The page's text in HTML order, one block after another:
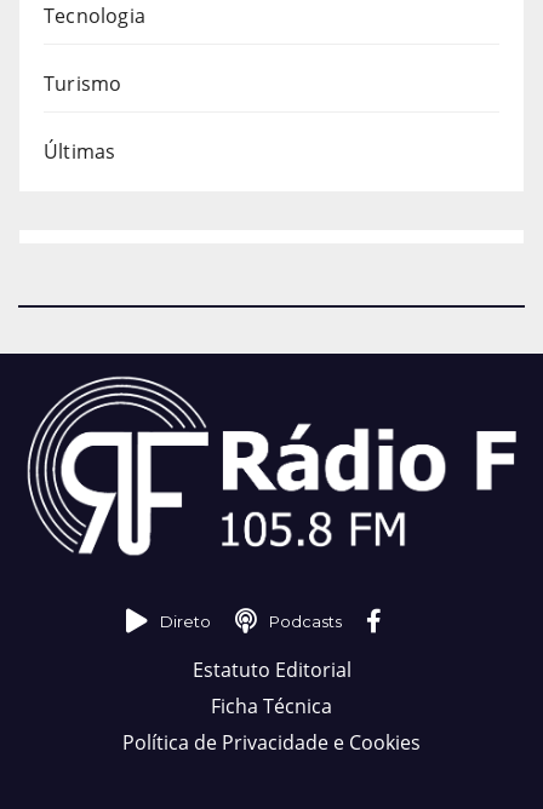
Tecnologia
Turismo
Últimas
Direto Podcasts
Estatuto Editorial
Ficha Técnica
Política de Privacidade e Cookies